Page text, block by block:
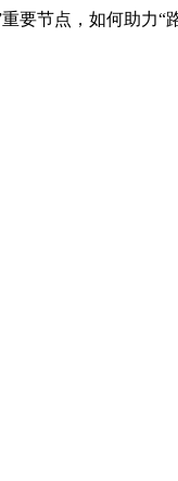
要节点，如何助力